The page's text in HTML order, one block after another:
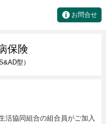
お問合せ
保険
型）
活協同組合の組合員がご加入